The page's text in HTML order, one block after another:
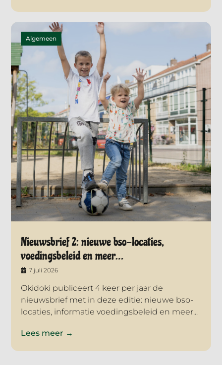
Algemeen
Nieuwsbrief 2: nieuwe bso-locaties,
voedingsbeleid en meer…
7 juli 2026
Okidoki publiceert 4 keer per jaar de
nieuwsbrief met in deze editie: nieuwe bso-
locaties, informatie voedingsbeleid en meer...
Lees meer →